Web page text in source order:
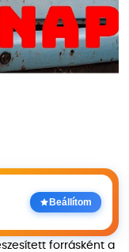
Beállítom
forrásként a